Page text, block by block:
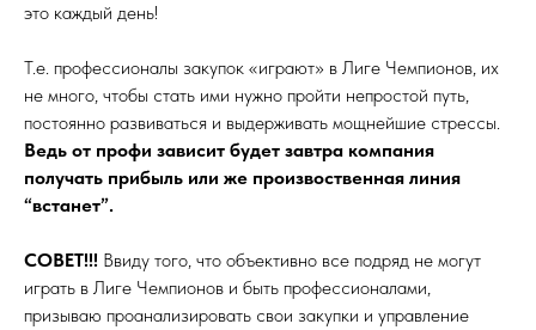
это каждый день!
Т.е. профессионалы закупок «играют» в Лиге Чемпионов, их
не много, чтобы стать ими нужно пройти непростой путь,
постоянно развиваться и выдерживать мощнейшие стрессы.
Ведь от профи зависит будет завтра компания
получать прибыль или же произвоственная линия
“встанет”.
СОВЕТ!!! Ввиду того, что объективно все подряд не могут
играть в Лиге Чемпионов и быть профессионалами,
призываю проанализировать свои закупки и управление